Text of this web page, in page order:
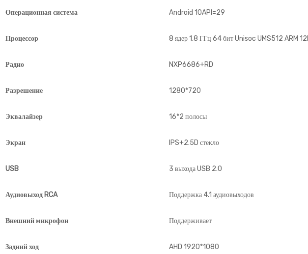
Операционная система Android 10API=29
Процессор 8 ядер 1.8 ГГц 64 бит Unisoc UMS512 ARM
Радио NXP6686+RD
Разрешение 1280*720
Эквалайзер 16*2 полосы
Экран IPS+2.5D стекло
USB 3 выхода USB 2.0
Аудиовыход RCA Поддержка 4.1 аудиовыходов
Внешний микрофон Поддерживает
Задний ход AHD 1920*1080